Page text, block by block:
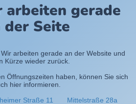
arbeiten gerade
der Seite
arbeiten gerade an der Website und
Kürze wieder zurück.
Öffnungszeiten haben, können Sie sich
hier informieren.
Straße 11
Mittelstraße 28a